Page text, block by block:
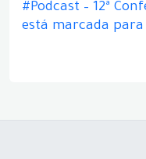
#Podcast – 12ª
está marcada para